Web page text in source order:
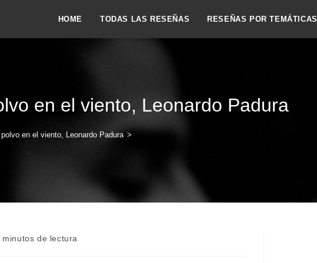
HOME TODAS LAS RESEÑAS RESEÑAS POR TEMÁTICAS
en el viento, Leonardo Padura
en el viento, Leonardo Padura >
minutos de lectura